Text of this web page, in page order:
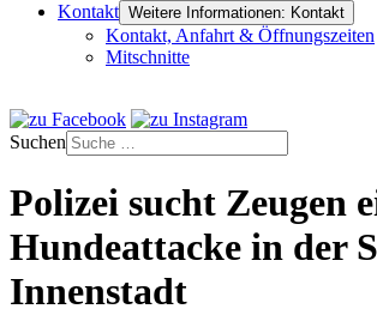
Kontakt Weitere Informationen: Kontakt
Kontakt, Anfahrt & Öffnungszeiten
Mitschnitte
Suchen
Polizei sucht Zeugen
Hundeattacke in der
Innenstadt